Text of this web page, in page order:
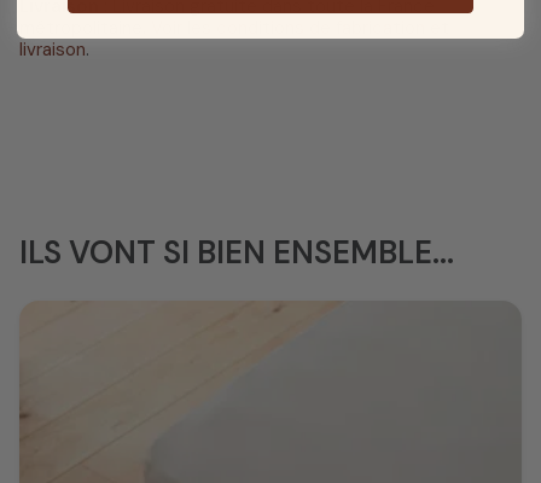
Livraison
livraison.
ILS VONT SI BIEN ENSEMBLE...